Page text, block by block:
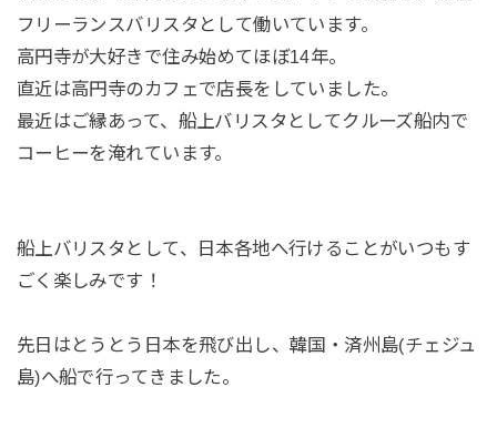
フリーランスバリスタとして働いています。
高円寺が大好きで住み始めてほぼ14年。
直近は高円寺のカフェで店長をしていました。
最近はご縁あって、船上バリスタとしてクルーズ船内で
コーヒーを淹れています。
船上バリスタとして、日本各地へ行けることがいつもす
ごく楽しみです！
先日はとうとう日本を飛び出し、韓国・済州島(チェジュ
島)へ船で行ってきました。